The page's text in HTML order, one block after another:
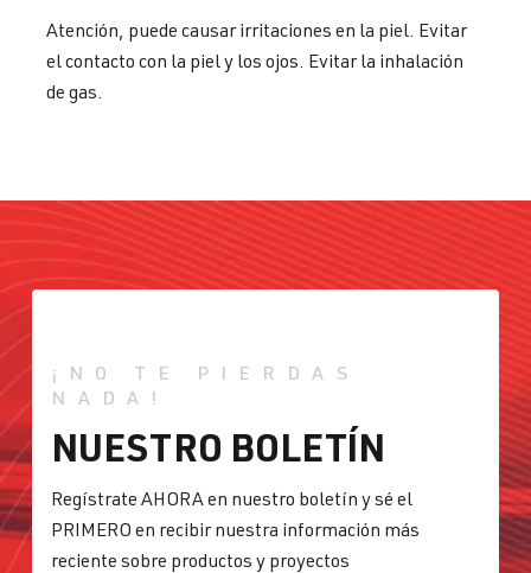
Atención, puede causar irritaciones en la piel. Evitar
el contacto con la piel y los ojos. Evitar la inhalación
de gas.
¡NO TE PIERDAS
NADA!
NUESTRO BOLETÍN
Regístrate AHORA en nuestro boletín y sé el
PRIMERO en recibir nuestra información más
reciente sobre productos y proyectos